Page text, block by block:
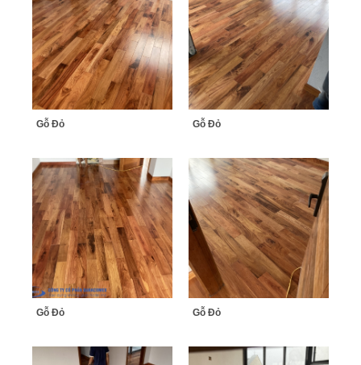
Gỗ Đỏ Gỗ Đỏ
Gỗ Đỏ Gỗ Đỏ